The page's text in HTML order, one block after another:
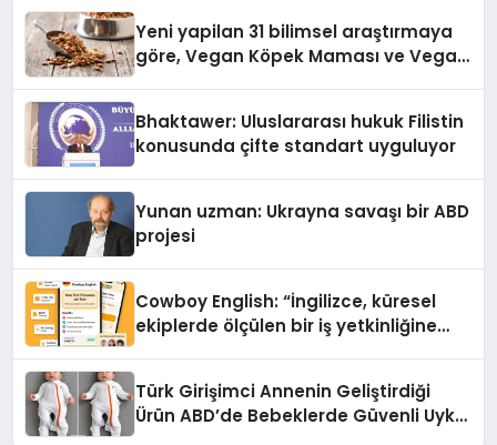
Yeni yapilan 31 bilimsel araştırmaya
göre, Vegan Köpek Maması ve Vegan
Bhaktawer: Uluslararası hukuk Filistin
konusunda çifte standart uyguluyor
Yunan uzman: Ukrayna savaşı bir ABD
projesi
Cowboy English: “İngilizce, küresel
ekiplerde ölçülen bir iş yetkinliğine
Türk Girişimci Annenin Geliştirdiği
Ürün ABD’de Bebeklerde Güvenli Uyku